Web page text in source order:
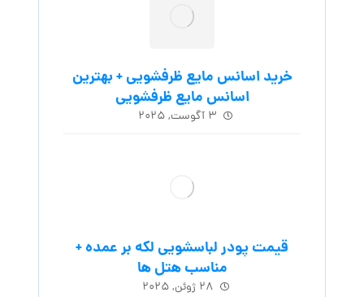
خرید اسانس مایع ظرفشویی + بهترین
اسانس مایع ظرفشویی
۳ آگوست, ۲۰۲۵
قیمت پودر لباسشویی لکه بر عمده +
مناسب هتل ها
۲۸ ژوئن, ۲۰۲۵